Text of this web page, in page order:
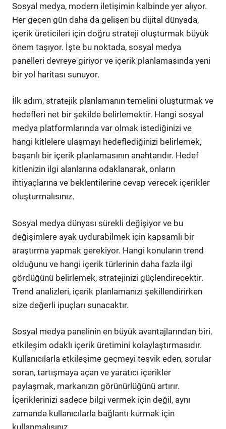
Sosyal medya, modern iletişimin kalbinde yer alıyor.
Her geçen gün daha da gelişen bu dijital dünyada,
içerik üreticileri için doğru strateji oluşturmak büyük
önem taşıyor. İşte bu noktada, sosyal medya
panelleri devreye giriyor ve içerik planlamasında yeni
bir yol haritası sunuyor.
İlk adım, stratejik planlamanın temelini oluşturmak ve
hedefleri net bir şekilde belirlemektir. Hangi sosyal
medya platformlarında var olmak istediğinizi ve
hangi kitlelere ulaşmayı hedeflediğinizi belirlemek,
başarılı bir içerik planlamasının anahtarıdır. Hedef
kitlenizin ilgi alanlarına odaklanarak, onların
ihtiyaçlarına ve beklentilerine cevap verecek içerikler
oluşturmalısınız.
Sosyal medya dünyası sürekli değişiyor ve bu
değişimlere ayak uydurabilmek için kapsamlı bir
araştırma yapmak gerekiyor. Hangi konuların trend
olduğunu ve hangi içerik türlerinin daha fazla ilgi
gördüğünü belirlemek, stratejinizi güçlendirecektir.
Trend analizleri, içerik planlamanızı şekillendirirken
size değerli ipuçları sunacaktır.
Sosyal medya panelinin en büyük avantajlarından biri,
etkileşim odaklı içerik üretimini kolaylaştırmasıdır.
Kullanıcılarla etkileşime geçmeyi teşvik eden, sorular
soran, tartışmaya açan ve yaratıcı içerikler
paylaşmak, markanızın görünürlüğünü artırır.
İçeriklerinizi sadece bilgi vermek için değil, aynı
zamanda kullanıcılarla bağlantı kurmak için
kullanmalısınız.